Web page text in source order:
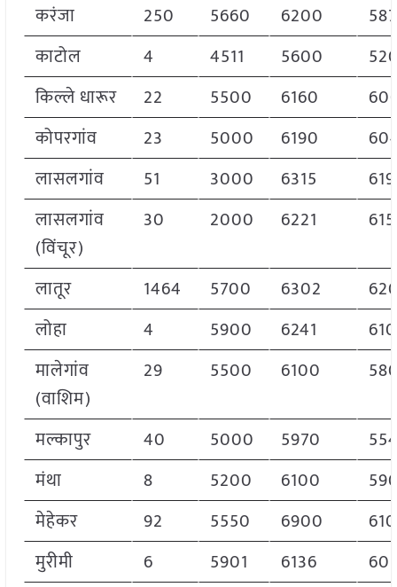
करंजा
250 5660 6200
काटोल
4 4511 5600
किल्ले धारूर
22 5500 6160
कोपरगांव
23 5000 6190
लासलगांव
51 3000 6315
लासलगांव
(विंचूर)
30 2000 6221
लातूर 1464 5700 6302
लोहा
4 5900 6241
मालेगांव
(वाशिम)
29 5500 6100
मल्कापुर 40 5000 5970
मंथा
8 5200 6100
मेहेकर
92 5550 6900
मुरीमी
6 5901 6136